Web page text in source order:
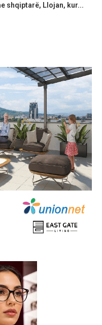
shqiptarë, Llojan, kur...